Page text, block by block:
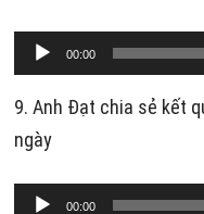
Trình
phát
âm
thanh
00:00
9. Anh Đạt chia sẻ kết
ngày
Trình
00:00